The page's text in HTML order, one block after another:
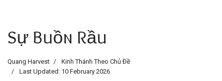
Sự Buồn Rầu
Quang Harvest
Kinh Thánh Theo Chủ Đề
Last Updated: 10 February 2026